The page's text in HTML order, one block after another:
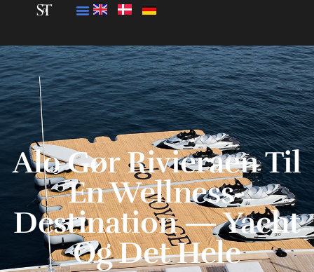
Alo Gør Rivieraen Til
En Wellness-
Destination — Yacht
Og Det Hele